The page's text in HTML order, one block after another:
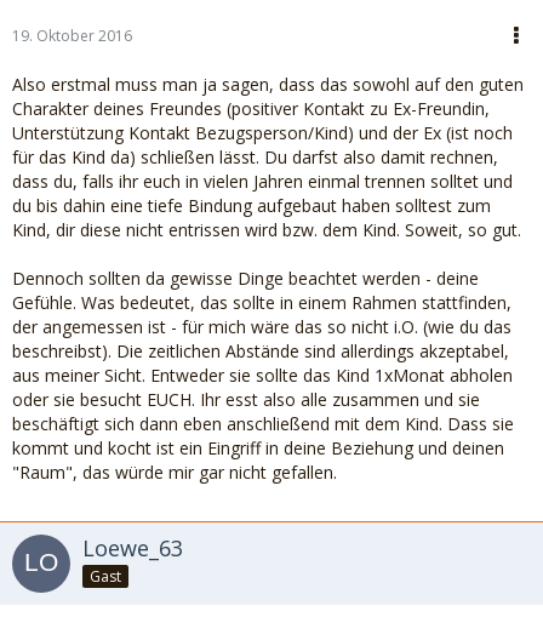
19. Oktober 2016
Also erstmal muss man ja sagen, dass das sowohl auf den guten
Charakter deines Freundes (positiver Kontakt zu Ex-Freundin,
Unterstützung Kontakt Bezugsperson/Kind) und der Ex (ist noch
für das Kind da) schließen lässt. Du darfst also damit rechnen,
dass du, falls ihr euch in vielen Jahren einmal trennen solltet und
du bis dahin eine tiefe Bindung aufgebaut haben solltest zum
Kind, dir diese nicht entrissen wird bzw. dem Kind. Soweit, so gut.
Dennoch sollten da gewisse Dinge beachtet werden - deine
Gefühle. Was bedeutet, das sollte in einem Rahmen stattfinden,
der angemessen ist - für mich wäre das so nicht i.O. (wie du das
beschreibst). Die zeitlichen Abstände sind allerdings akzeptabel,
aus meiner Sicht. Entweder sie sollte das Kind 1xMonat abholen
oder sie besucht EUCH. Ihr esst also alle zusammen und sie
beschäftigt sich dann eben anschließend mit dem Kind. Dass sie
kommt und kocht ist ein Eingriff in deine Beziehung und deinen
"Raum", das würde mir gar nicht gefallen.
Loewe_63
Gast